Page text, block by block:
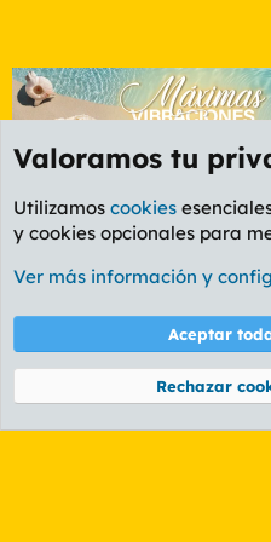
Foro Rapiñas
Cookies
PL OLDSTYLE
Términos y reglas
Community platform by XenForo® ©
Valoramos tu
Utilizamos cookies
y cookies opcionales para
Ver más información y
Aceptar
Rechazar